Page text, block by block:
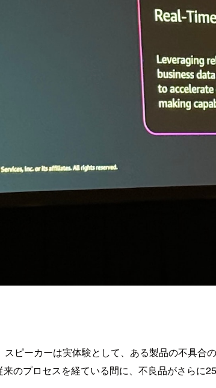
ピーカーは実体験として、ある製品の不具
のプロセスを経ている間に、不良品がさらに